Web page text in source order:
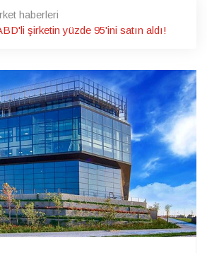
haberleri
şirketin yüzde 95'ini satın aldı!